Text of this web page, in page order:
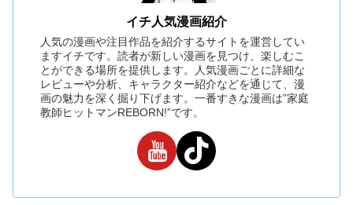
イチ人気漫画紹介
人気の漫画や注目作品を紹介するサイトを運営してい
ますイチです。読者が新しい漫画を見つけ、楽しむこ
とができる場所を提供します。人気漫画ごとに詳細な
レビューや分析、キャラクター紹介などを通じて、漫
画の魅力を深く掘り下げます。一番すきな漫画は”家庭
教師ヒットマンREBORN!”です。